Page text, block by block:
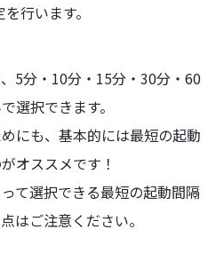
行います。
5分・10分・15分・30分・60
選択できます。
にも、基本的には最短の起動
オススメです！
て選択できる最短の起動間隔
はご注意ください。